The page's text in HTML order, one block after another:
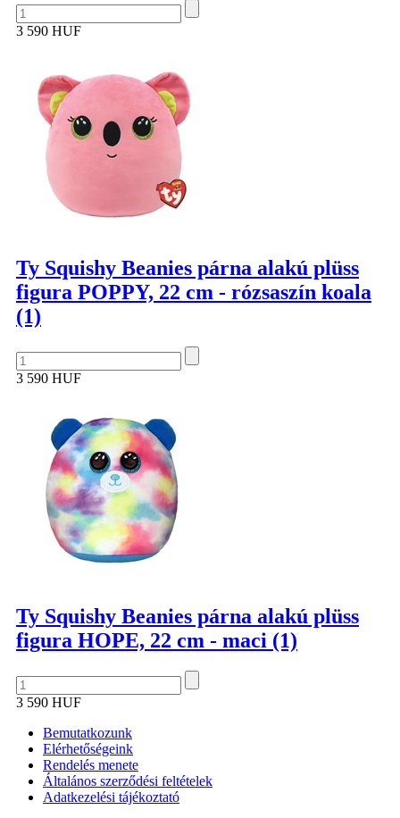
3 590 HUF
Ty Squishy Beanies párna alakú plüss
figura POPPY, 22 cm - rózsaszín koala
(1)
3 590 HUF
Ty Squishy Beanies párna alakú plüss
figura HOPE, 22 cm - maci (1)
3 590 HUF
Bemutatkozunk
Elérhetőségeink
Rendelés menete
Általános szerződési feltételek
Adatkezelési tájékoztató